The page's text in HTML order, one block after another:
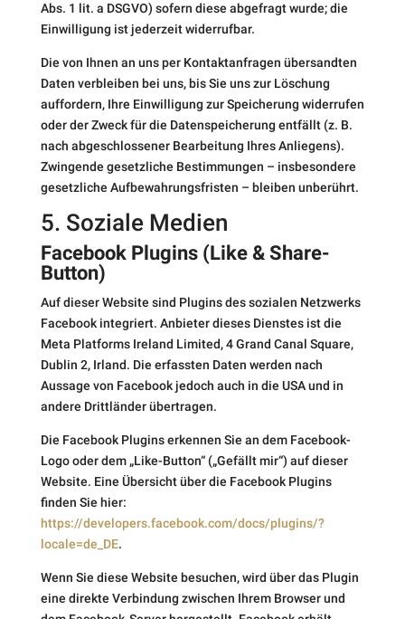
Abs. 1 lit. a DSGVO) sofern diese abgefragt wurde; die
Einwilligung ist jederzeit widerrufbar.
Die von Ihnen an uns per Kontaktanfragen übersandten
Daten verbleiben bei uns, bis Sie uns zur Löschung
auffordern, Ihre Einwilligung zur Speicherung widerrufen
oder der Zweck für die Datenspeicherung entfällt (z. B.
nach abgeschlossener Bearbeitung Ihres Anliegens).
Zwingende gesetzliche Bestimmungen – insbesondere
gesetzliche Aufbewahrungsfristen – bleiben unberührt.
5. Soziale Medien
Facebook Plugins (Like & Share-
Button)
Auf dieser Website sind Plugins des sozialen Netzwerks
Facebook integriert. Anbieter dieses Dienstes ist die
Meta Platforms Ireland Limited, 4 Grand Canal Square,
Dublin 2, Irland. Die erfassten Daten werden nach
Aussage von Facebook jedoch auch in die USA und in
andere Drittländer übertragen.
Die Facebook Plugins erkennen Sie an dem Facebook-
Logo oder dem „Like-Button“ („Gefällt mir“) auf dieser
Website. Eine Übersicht über die Facebook Plugins
finden Sie hier:
https://developers.facebook.com/docs/plugins/?
locale=de_DE.
Wenn Sie diese Website besuchen, wird über das Plugin
eine direkte Verbindung zwischen Ihrem Browser und